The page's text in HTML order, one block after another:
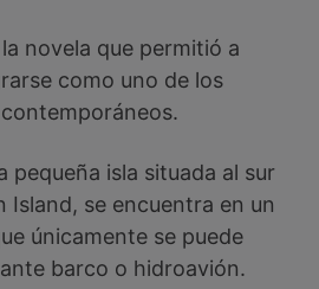
la novela que permitió a
como uno de los
pequeña isla situada al sur
Island, se encuentra en un
únicamente se puede
barco o hidroavión.